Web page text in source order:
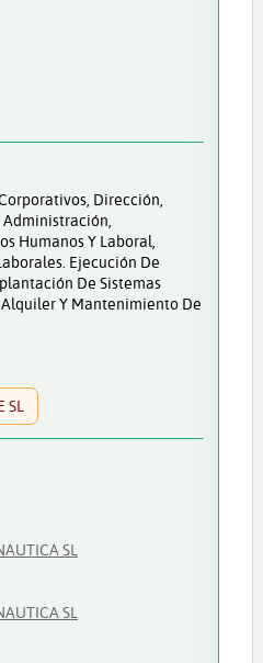
Dirección,
Humanos Y Laboral,
Ejecución De
De Sistemas
Y Mantenimiento De
SL
SL